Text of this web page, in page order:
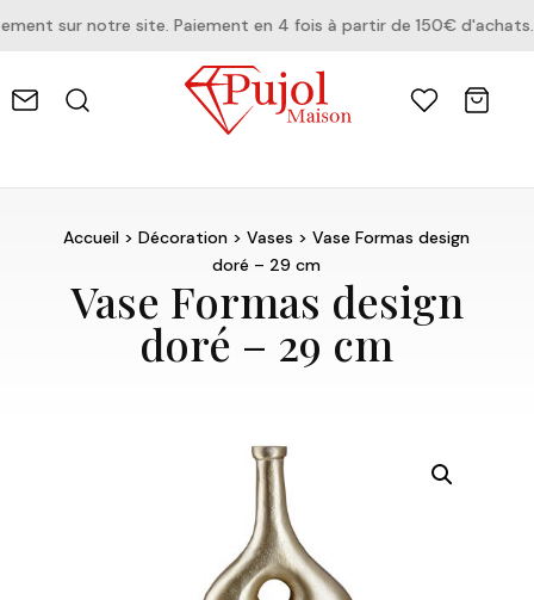
sur notre site. Paiement en 4 fois à partir de 150€ d'achats.
Accueil >Décoration >Vases > Vase Formas design
doré – 29 cm
Vase Formas design
doré – 29 cm